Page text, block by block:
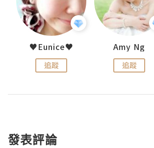
♥Eunice♥
追蹤
Amy Ng
追蹤
發表評論